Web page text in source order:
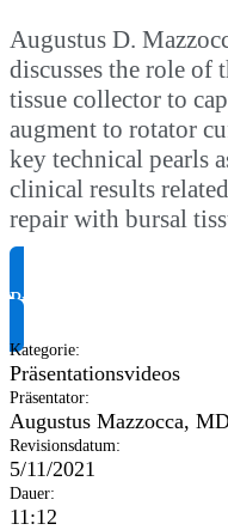
Augustus D.
discusses the role
tissue collector to
augment to rotator
key technical pearls
clinical results
repair with bursal
Produktinformationen
Kategorie:
Präsentationsvideos
Präsentator:
Augustus Mazzocca,
Revisionsdatum:
5/11/2021
Dauer:
11:12